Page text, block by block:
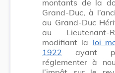
montants de la
Grand-Duc, à
au Grand-Duc
au Lieutenant-
modifiant la loi
1922 ayant
réglementer à